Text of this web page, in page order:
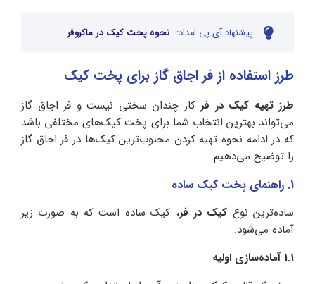
پیشنهاد آی پی امداد: نحوه پخت کیک در ماکروفر
طرز استفاده از فر اجاق گاز برای پخت کیک
طرز تهیه کیک در فر کار چندان سختی نیست و فر اجاق گاز
می‌تواند بهترین انتخاب شما برای پخت کیک‌های مختلفی باشد
که در ادامه نحوه تهیه کردن محبوب‌ترین کیک‌ها در فر اجاق گاز
را توضیح می‌دهیم.
1. راهنمای پخت کیک ساده
ساده‌ترین نوع کیک در فر، کیک ساده است که به صورت زیر
آماده می‌شود.
1.1 آماده‌سازی اولیه